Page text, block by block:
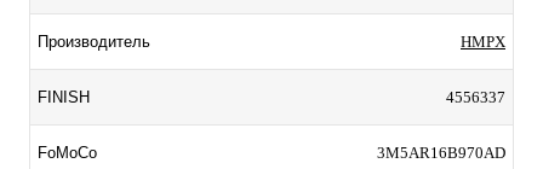
Производитель HMPX
FINISH 4556337
FoMoCo 3M5AR16B970AD